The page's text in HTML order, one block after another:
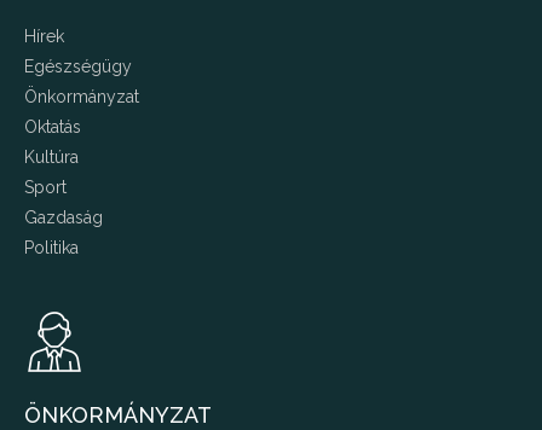
Hírek
Egészségügy
Önkormányzat
Oktatás
Kultúra
Sport
Gazdaság
Politika
ÖNKORMÁNYZAT